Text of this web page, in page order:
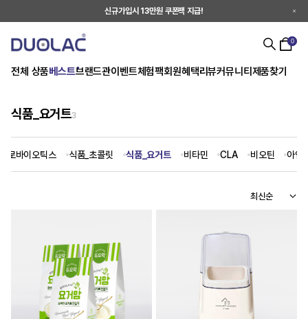
신규가입시 13만원 쿠폰팩 지급!
전체 상품베스트브랜드관이벤트체험팩회원혜택리뷰커뮤니티 제품찾기
0
식품_요거트3
로바이오틱스 식품_초콜릿 식품_요거트 비타민 CLA 비오틴 아연